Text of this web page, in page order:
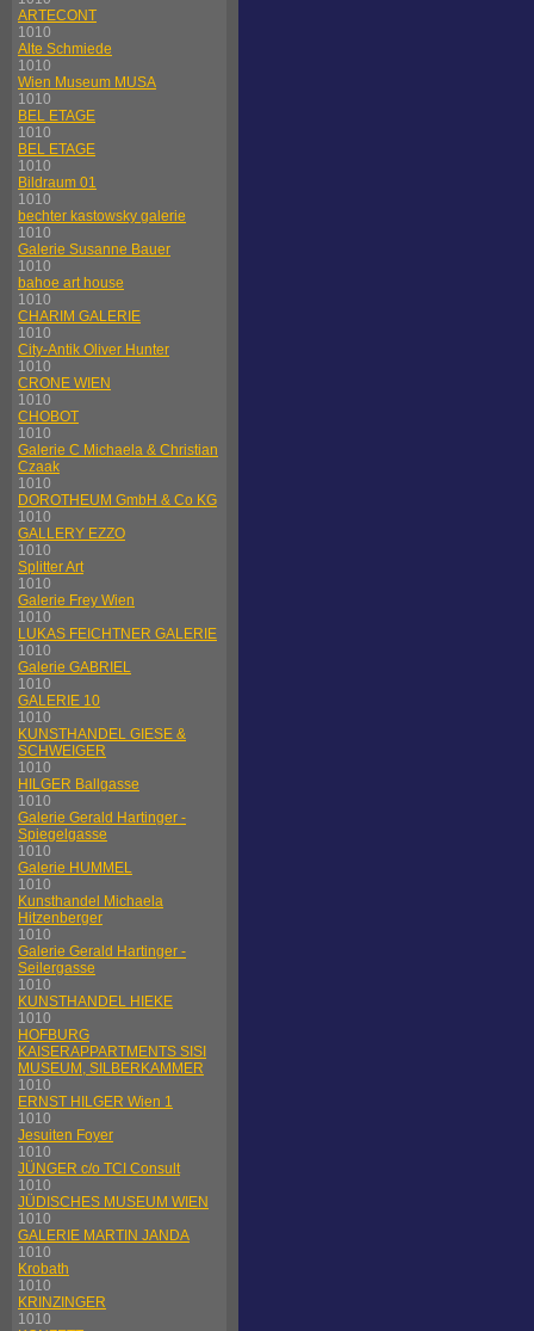
ARTECONT
1010
Alte Schmiede
1010
Wien Museum MUSA
1010
BEL ETAGE
1010
BEL ETAGE
1010
Bildraum 01
1010
bechter kastowsky galerie
1010
Galerie Susanne Bauer
1010
bahoe art house
1010
CHARIM GALERIE
1010
City-Antik Oliver Hunter
1010
CRONE WIEN
1010
CHOBOT
1010
Galerie C Michaela & Christian
Czaak
1010
DOROTHEUM GmbH & Co KG
1010
GALLERY EZZO
1010
Splitter Art
1010
Galerie Frey Wien
1010
LUKAS FEICHTNER GALERIE
1010
Galerie GABRIEL
1010
GALERIE 10
1010
KUNSTHANDEL GIESE &
SCHWEIGER
1010
HILGER Ballgasse
1010
Galerie Gerald Hartinger -
Spiegelgasse
1010
Galerie HUMMEL
1010
Kunsthandel Michaela
Hitzenberger
1010
Galerie Gerald Hartinger -
Seilergasse
1010
KUNSTHANDEL HIEKE
1010
HOFBURG
KAISERAPPARTMENTS SISI
MUSEUM, SILBERKAMMER
1010
ERNST HILGER Wien 1
1010
Jesuiten Foyer
1010
JÜNGER c/o TCI Consult
1010
JÜDISCHES MUSEUM WIEN
1010
GALERIE MARTIN JANDA
1010
Krobath
1010
KRINZINGER
1010